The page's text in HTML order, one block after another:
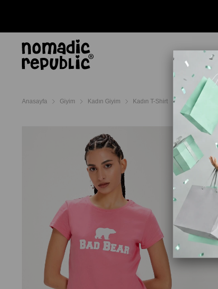
AYAKKABI
Anasayfa Giyim Kadın Giyim Kadın T-Shirt Bad Bear